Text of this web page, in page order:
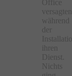
Office
versagten
während
der
ihren
Dienst.
Nichts